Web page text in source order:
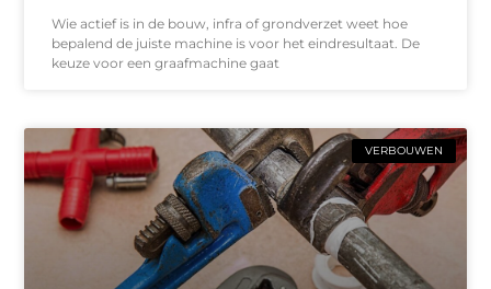
Wie actief is in de bouw, infra of grondverzet weet hoe
bepalend de juiste machine is voor het eindresultaat. De
keuze voor een graafmachine gaat
VERBOUWEN